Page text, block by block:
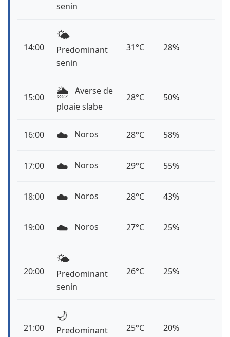
senin
14:00
🌤️
Predominant
senin
31°C 28%
15:00 🌦️ Averse de
ploaie slabe
28°C 50%
16:00 ☁️ Noros 28°C 58%
17:00 ☁️ Noros 29°C 55%
18:00 ☁️ Noros 28°C 43%
19:00 ☁️ Noros 27°C 25%
20:00
🌤️
Predominant
senin
26°C 25%
21:00
🌙
Predominant
25°C 20%